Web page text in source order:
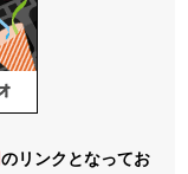
のリンクとなってお